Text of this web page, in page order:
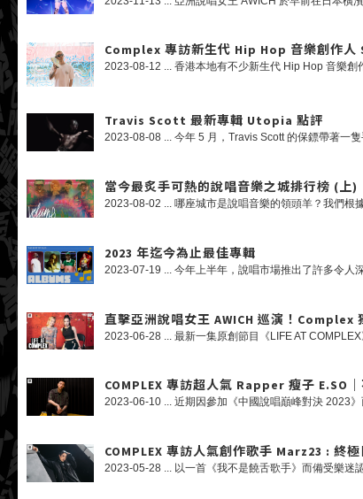
Complex 專訪新生代 Hip Hop 音樂創作人
Travis Scott 最新專輯 Utopia 點評
當今最炙手可熱的說唱音樂之城排行榜 (上)
2023 年迄今為止最佳專輯
直擊亞洲說唱女王 AWICH 巡演！Complex
COMPLEX 專訪超人氣 Rapper 瘦子 E.SO
COMPLEX 專訪人氣創作歌手 Marz23 : 終